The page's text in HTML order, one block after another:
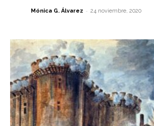
Mónica G. Álvarez - 24 noviembre, 2020